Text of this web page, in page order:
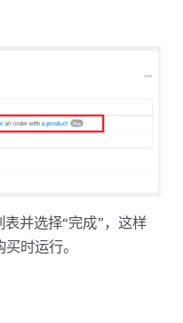
并选择“完成”，这样
时运行。